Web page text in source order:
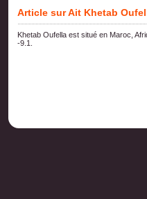
Article sur Ait Khetab
Khetab Oufella est situé en Maroc,
-9.1.